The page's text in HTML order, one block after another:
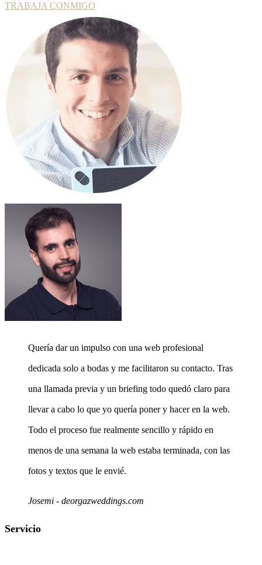
TRABAJA CONMIGO
Quería dar un impulso con una web profesional
dedicada solo a bodas y me facilitaron su contacto. Tras
una llamada previa y un briefing todo quedó claro para
llevar a cabo lo que yo quería poner y hacer en la web.
Todo el proceso fue realmente sencillo y rápido en
menos de una semana la web estaba terminada, con las
fotos y textos que le envié.
Josemi - deorgazweddings.com
Servicio